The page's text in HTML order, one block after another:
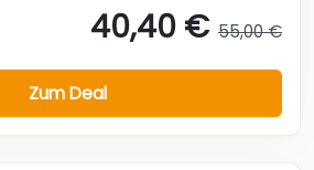
40,40 € 55,00 €
Zum Deal